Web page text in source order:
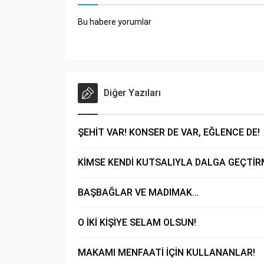
Bu habere yorumlar
Diğer Yazıları
ŞEHİT VAR! KONSER DE VAR, EĞLENCE DE!
KİMSE KENDİ KUTSALIYLA DALGA
BAŞBAĞLAR VE MADIMAK…
O İKİ KİŞİYE SELAM OLSUN!
MAKAMI MENFAATİ İÇİN KULLANANLAR!